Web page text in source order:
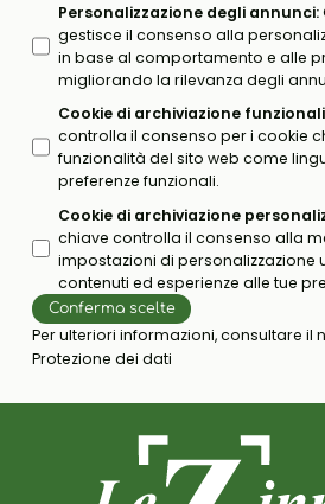
Personalizzazione degli annunci:
gestisce il consenso alla
in base al comportamento e alle
migliorando la rilevanza degli
Cookie di archiviazione
controlla il consenso per i cookie
funzionalità del sito web come
preferenze funzionali.
Cookie di archiviazione
chiave controlla il consenso alla
impostazioni di personalizzazione
contenuti ed esperienze alle tue
Conferma scelte
Per ulteriori informazioni, consultare il
Protezione dei dati